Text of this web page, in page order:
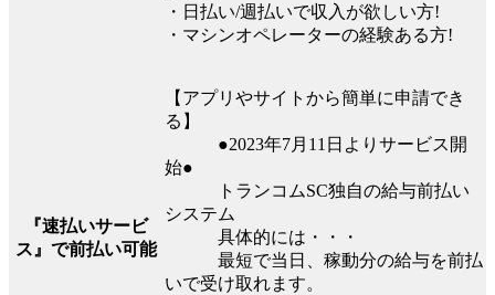
・日払い/週払いで収入が欲しい方!
・マシンオペレーターの経験ある方!
『速払いサービ
ス』で前払い可能
【アプリやサイトから簡単に申請でき
る】
●2023年7月11日よりサービス開
始●
トランコムSC独⾃の給与前払い
システム
具体的には・・・
最短で当日、稼動分の給与を前払
いで受け取れます。